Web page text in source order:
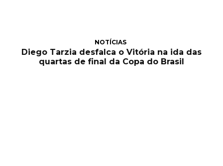
NOTÍCIAS
Diego Tarzia desfalca o Vitória na ida das
quartas de final da Copa do Brasil